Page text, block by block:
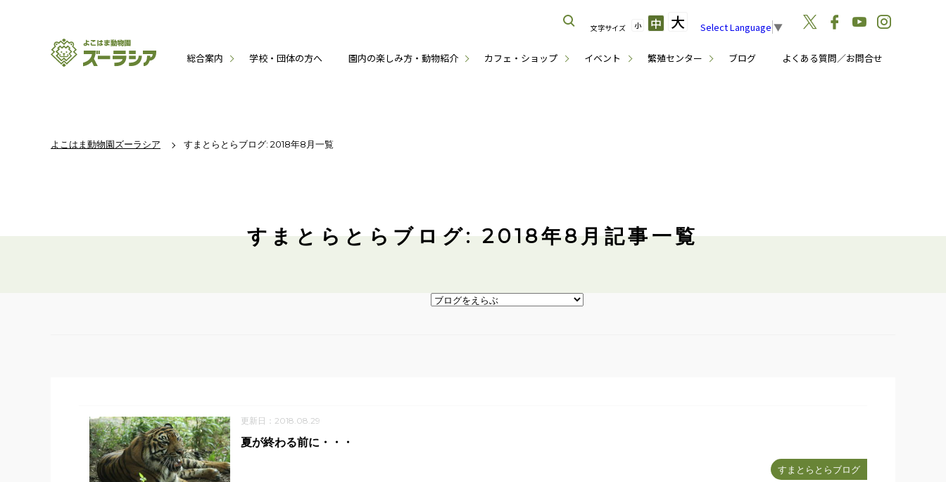
総合案内 学校・団体の方へ 園内の楽しみ方・動物紹介 カフェ・ショップ イベント 繁殖センター ブログ よくある質問／お問合せ
文字サイズ 小 中 大 Select Language ▼
よこはま動物園ズーラシア すまとらとらブログ: 2018年8月一覧
すまとらとらブログ: 2018年8月記事一覧
更新日：2018.08.29
すまとらとらブログ
夏が終わる前に・・・